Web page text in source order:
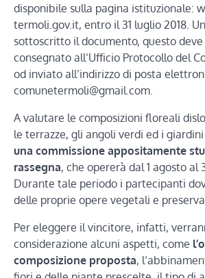
disponibile sulla pagina istituzionale:
termoli.gov.it, entro il 31 luglio 2018.
sottoscritto il documento, questo deve
consegnato all’Ufficio Protocollo del
od inviato all’indirizzo di posta
comunetermoli@gmail.com.
A valutare le composizioni floreali
le terrazze, gli angoli verdi ed i
una commissione appositamente
rassegna, che opererà dal 1 agosto al
Durante tale periodo i partecipanti
delle proprie opere vegetali e
Per eleggere il vincitore, infatti,
considerazione alcuni aspetti, come
composizione proposta,